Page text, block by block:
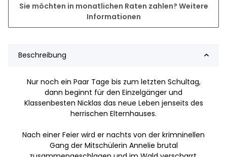
Sie möchten in monatlichen Raten zahlen? Weitere
Informationen
Beschreibung
Nur noch ein Paar Tage bis zum letzten Schultag,
dann beginnt für den Einzelgänger und
Klassenbesten Nicklas das neue Leben jenseits des
herrischen Elternhauses.
Nach einer Feier wird er nachts von der krimninellen
Gang der Mitschülerin Annelie brutal